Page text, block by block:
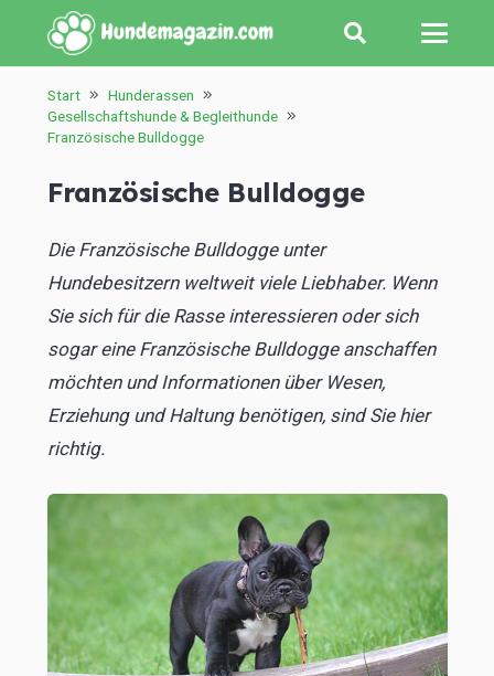
Start
Hunderassen
Gesellschaftshunde & Begleithunde
Französische Bulldogge
Französische Bulldogge
Die Französische Bulldogge unter
Hundebesitzern weltweit viele Liebhaber. Wenn
Sie sich für die Rasse interessieren oder sich
sogar eine Französische Bulldogge anschaffen
möchten und Informationen über Wesen,
Erziehung und Haltung benötigen, sind Sie hier
richtig.